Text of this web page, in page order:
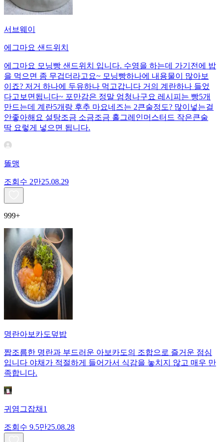
서브웨이
에그마요 샌드위치
에그마요 모닝빵 샌드위치 입니다. 수영을 하는데 가기전에 밥
을 먹으면 좀 무겁더라고요~ 모닝빵하나에 내용물이 많아보
이죠? 저거 하나에 두유하나 먹고갑니다 거의 계란하나 들었
다고보면됩니다~ 포만감은 정말 엄청나구요 레시피는 빵5개
만드는데 계란5개랑 후추 마요네즈는 2큰술정도? 많이넣는걸
안좋아해요 설탕조금 소금조금 홀그레인머스터드 작은큰술
딱 요렇게 넣으면 됩니다.
똘맹
조회수 2만25.08.29
999+
명란아보카도덮밥
짭조름한 명란과 부드러운 아보카도의 조합으로 즐거운 점심
입니다 야채가 적절하게 들어가서 식감을 놓치지 않고 매우 만
족합니다.
귀염그잡채1
조회수 9.5만25.08.28